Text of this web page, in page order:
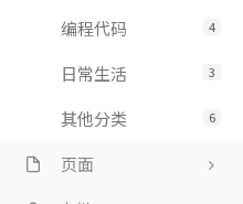
4
编程代码
3
日常生活
6
其他分类
页面